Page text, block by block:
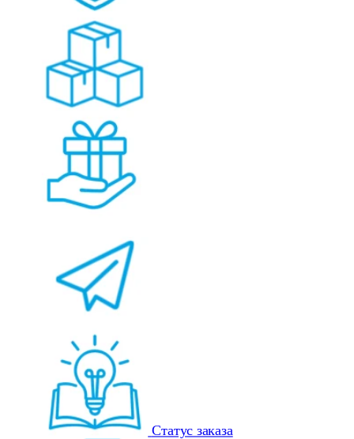
Статус заказа